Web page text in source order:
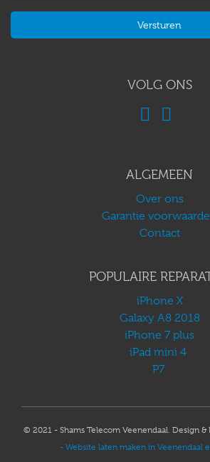
VOLG ONS
ALGEMEEN
Over ons
Garantie
Contact
POPULAIRE
iPhone X
Galaxy A8 2018
iPhone 7 plus
iPad mini 4
P7
© 2021 - Shams Telecom Veenendaal. Design
- Website laten maken in Veenendaal